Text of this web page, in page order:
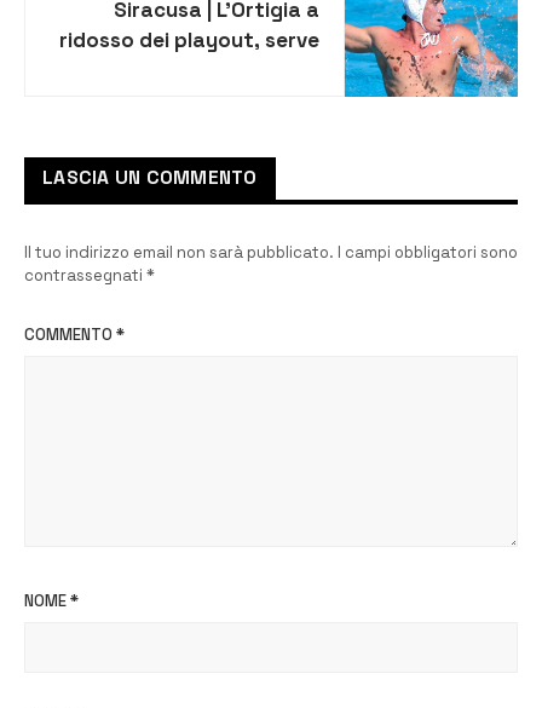
Siracusa | L’Ortigia a
ridosso dei playout, serve
LASCIA UN COMMENTO
Il tuo indirizzo email non sarà pubblicato. I campi obbligatori sono
contrassegnati *
COMMENTO *
NOME*